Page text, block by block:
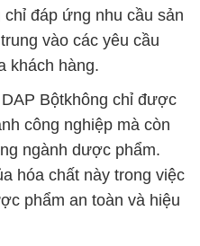
đáp ứng nhu cầu sản
vào các yêu cầu
khách hàng.
Bộtkhông chỉ được
công nghiệp mà còn
ngành dược phẩm.
hóa chất này trong việc
phẩm an toàn và hiệu